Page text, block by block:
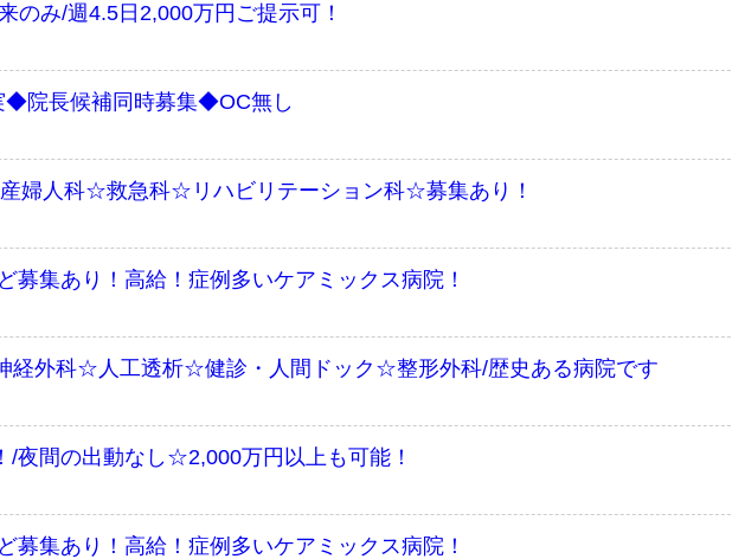
のみ/週4.5日2,000万円ご提示可！
院長候補同時募集◆OC無し
婦人科☆救急科☆リハビリテーション科☆募集あり！
募集あり！高給！症例多いケアミックス病院！
経外科☆人工透析☆健診・人間ドック☆整形外科/歴史ある病院です
夜間の出動なし☆2,000万円以上も可能！
募集あり！高給！症例多いケアミックス病院！